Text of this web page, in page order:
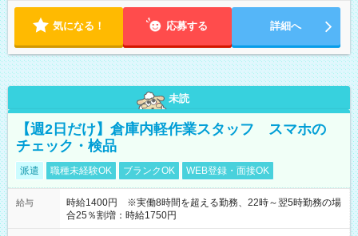
気になる！ 応募する 詳細へ
未読
【週2日だけ】倉庫内軽作業スタッフ スマホの
チェック・検品
派遣 職種未経験OK ブランクOK WEB登録・面接OK
給与
時給1400円 ※実働8時間を超える勤務、22時～翌5時勤務の場
合25％割増：時給1750円